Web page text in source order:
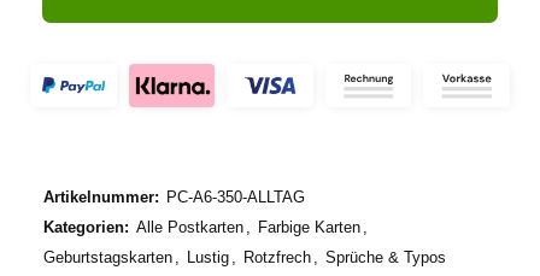
Artikelnummer: PC-A6-350-ALLTAG
Kategorien: Alle Postkarten Farbige Karten
Geburtstagskarten
Lustig Rotzfrech
Sprüche & Typos